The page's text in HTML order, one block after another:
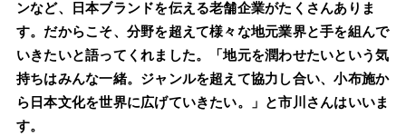
ンなど、日本ブランドを伝える老舗企業がたくさんありま
す。だからこそ、分野を超えて様々な地元業界と手を組んで
いきたいと語ってくれました。「地元を潤わせたいという気
持ちはみんな一緒。ジャンルを超えて協力し合い、小布施か
ら日本文化を世界に広げていきたい。」と市川さんはいいま
す。